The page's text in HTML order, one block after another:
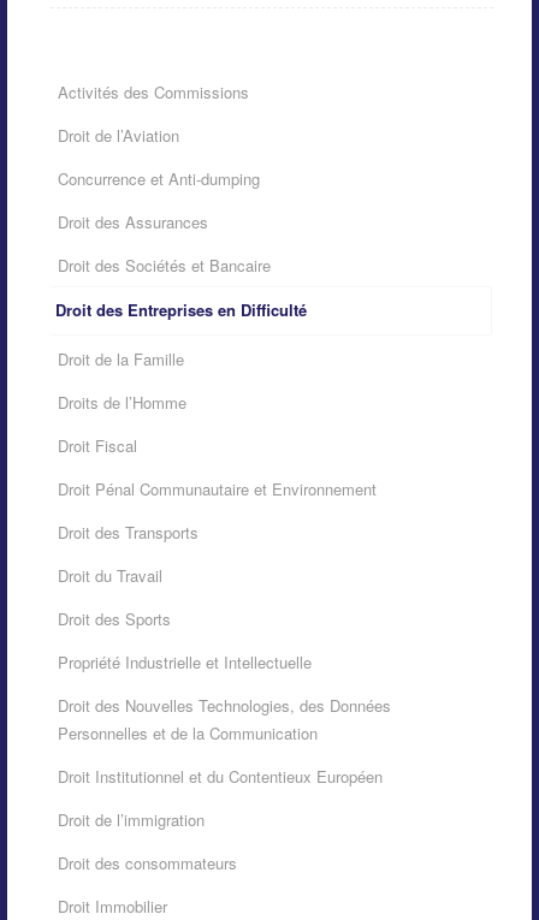
Activités des Commissions
Droit de l’Aviation
Concurrence et Anti-dumping
Droit des Assurances
Droit des Sociétés et Bancaire
Droit des Entreprises en Difficulté
Droit de la Famille
Droits de l’Homme
Droit Fiscal
Droit Pénal Communautaire et Environnement
Droit des Transports
Droit du Travail
Droit des Sports
Propriété Industrielle et Intellectuelle
Droit des Nouvelles Technologies, des Données
Personnelles et de la Communication
Droit Institutionnel et du Contentieux Européen
Droit de l’immigration
Droit des consommateurs
Droit Immobilier